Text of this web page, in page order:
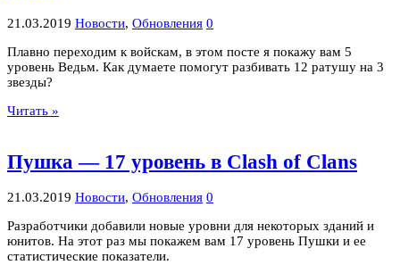
21.03.2019 Новости, Обновления 0
Плавно переходим к войскам, в этом посте я покажу вам 5
уровень Ведьм. Как думаете помогут разбивать 12 ратушу на 3
звезды?
Читать »
Пушка — 17 уровень в Clash of Clans
21.03.2019 Новости, Обновления 0
Разработчики добавили новые уровни для некоторых зданий и
юнитов. На этот раз мы покажем вам 17 уровень Пушки и ее
статистические показатели.